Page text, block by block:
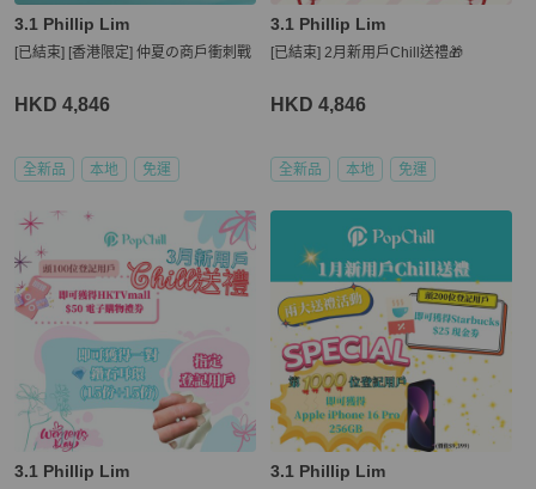
3.1 Phillip Lim
[已結束] [香港限定] 仲夏の商戶衝刺戰
HKD 4,846
全新品 本地 免運
3.1 Phillip Lim
[已結束] 2月新用戶Chill送禮🎁
HKD 4,846
全新品 本地 免運
3.1 Phillip Lim 3.1 Phillip Lim